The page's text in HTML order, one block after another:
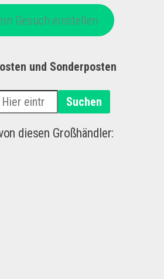
Gesuch einstellen
und Sonderposten
Suchen
diesen Großhändler: